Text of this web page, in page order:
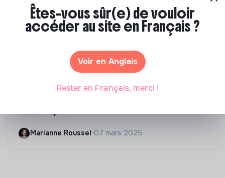
Notre Top 10
Marianne Roussel •07 mars 2025
Êtes-vous sûr(e) de vouloir
accéder au site en Français ?
Voir en Anglais
Rester en Français, merci !